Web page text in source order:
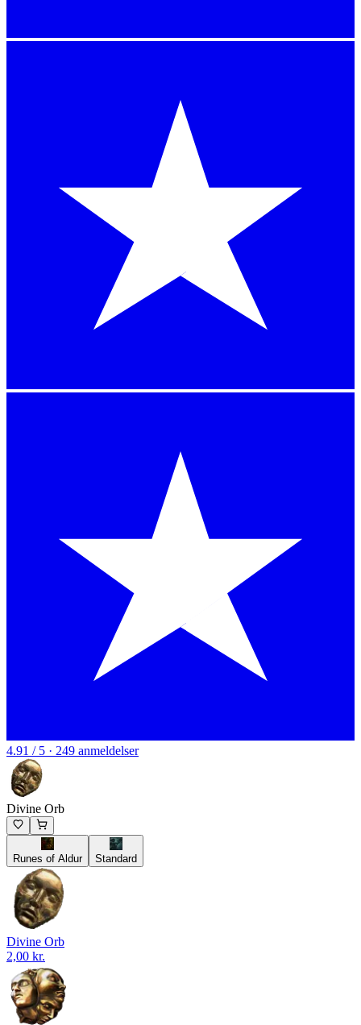
4.91 / 5 · 249 anmeldelser
Divine Orb
Runes of Aldur Standard
Divine Orb
2,00 kr.